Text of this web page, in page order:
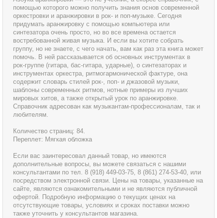
помощью которого можно получить знания основ современной
оркестровки и аранжировки в рок- и поп-музыке. Сегодня
придумать аранжировку с помощью компьютера или
синтезатора очень просто, но во все времена остается
востребованной живая музыка. И если вы хотите собрать
группу, но не знаете, с чего начать, вам как раз эта книга может
помочь. В ней рассказывается об основных инструментах в
рок-группе (гитара, бас-гитара, ударные), о синтезаторах и
инструментах оркестра, ритмогармонической фактуре, она
содержит словарь стилей рок-, поп- и джазовой музыки,
шаблоны современных ритмов, нотные примеры из лучших
мировых хитов, а также открытый урок по аранжировке.
Справочник адресован как музыкантам-профессионалам, так и
любителям.
Количество страниц: 84.
Переплет: Мягкая обложка
Если вас заинтересовал данный товар, но имеются
дополнительные вопросы, вы можете связаться с нашими
консультантами по тел. 8 (918) 449-03-75, 8 (861) 274-53-40, или
посредством электронной связи. Цены на товары, указанные на
сайте, являются ознакомительными и не являются публичной
офертой. Подробную информацию о текущих ценах на
отсутствующие товары, условиях и сроках поставки можно
также уточнить у консультантов магазина.